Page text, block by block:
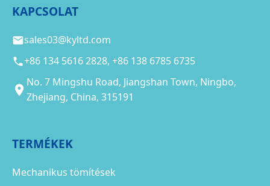
KAPCSOLAT
sales03@kyltd.com
+86 134 5616 2828, +86 138 6785 6735
No. 7 Mingshu Road, Jiangshan Town, Ningbo,
Zhejiang, China, 315191
TERMÉKEK
Mechanikus tömítések